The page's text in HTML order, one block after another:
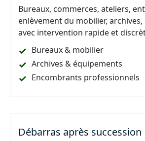
Bureaux, commerces, ateliers,
enlèvement du mobilier,
avec intervention rapide et
Bureaux & mobilier
Archives & équipements
Encombrants professionnels
Débarras après succession